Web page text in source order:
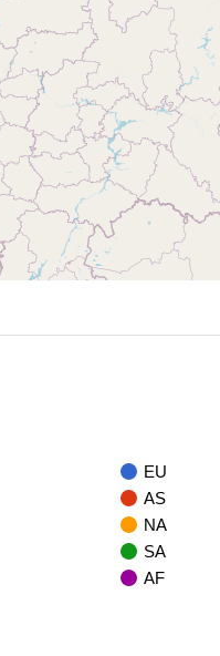
EU
AS
NA
SA
AF